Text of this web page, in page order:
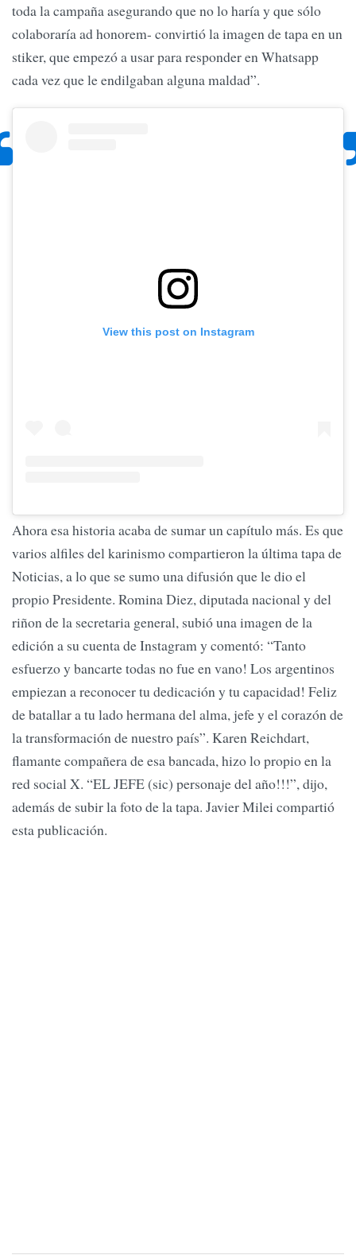
toda la campaña asegurando que no lo haría y que sólo
colaboraría ad honorem- convirtió la imagen de tapa en un
stiker, que empezó a usar para responder en Whatsapp
cada vez que le endilgaban alguna maldad”.
View this post on Instagram
Ahora esa historia acaba de sumar un capítulo más. Es que
varios alfiles del karinismo compartieron la última tapa de
Noticias, a lo que se sumo una difusión que le dio el
propio Presidente. Romina Diez, diputada nacional y del
riñon de la secretaria general, subió una imagen de la
edición a su cuenta de Instagram y comentó: “Tanto
esfuerzo y bancarte todas no fue en vano! Los argentinos
empiezan a reconocer tu dedicación y tu capacidad! Feliz
de batallar a tu lado hermana del alma, jefe y el corazón de
la transformación de nuestro país”. Karen Reichdart,
flamante compañera de esa bancada, hizo lo propio en la
red social X. “EL JEFE (sic) personaje del año!!!”, dijo,
además de subir la foto de la tapa. Javier Milei compartió
esta publicación.